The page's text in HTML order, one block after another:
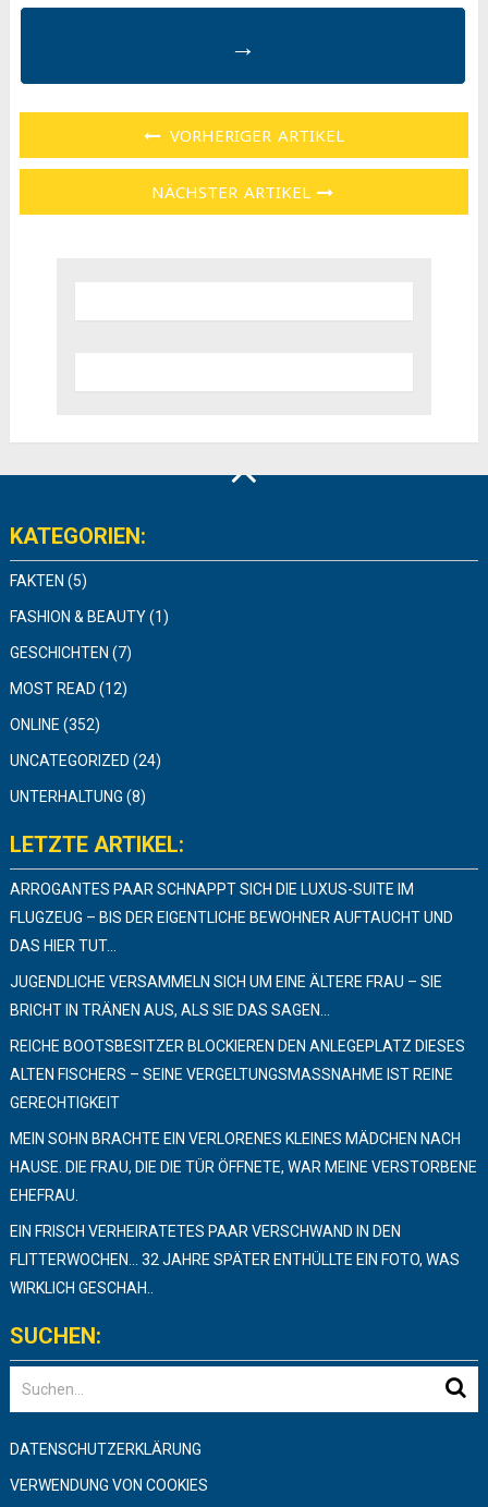
→
VORHERIGER ARTIKEL
NÄCHSTER ARTIKEL
KATEGORIEN:
FAKTEN (5)
FASHION & BEAUTY(1)
GESCHICHTEN (7)
MOST READ (12)
ONLINE (352)
UNCATEGORIZED (24)
UNTERHALTUNG (8)
LETZTE ARTIKEL:
ARROGANTES PAAR SCHNAPPT SICH DIE LUXUS-SUITE IM
FLUGZEUG – BIS DER EIGENTLICHE BEWOHNER AUFTAUCHT UND
DAS HIER TUT…
JUGENDLICHE VERSAMMELN SICH UM EINE ÄLTERE FRAU – SIE
BRICHT IN TRÄNEN AUS, ALS SIE DAS SAGEN…
REICHE BOOTSBESITZER BLOCKIEREN DEN ANLEGEPLATZ DIESES
ALTEN FISCHERS – SEINE VERGELTUNGSMASSNAHME IST REINE G
ERECHTIGKEIT
MEIN SOHN BRACHTE EIN VERLORENES KLEINES MÄDCHEN NACH
HAUSE. DIE FRAU, DIE DIE TÜR ÖFFNETE, WAR MEINE VERSTORBENE
EHEFRAU.
EIN FRISCH VERHEIRATETES PAAR VERSCHWAND IN DEN
FLITTERWOCHEN… 32 JAHRE SPÄTER ENTHÜLLTE EIN FOTO, WAS
WIRKLICH GESCHAH..
SUCHEN:
DATENSCHUTZERKLÄRUNG
VERWENDUNG VON COOKIES